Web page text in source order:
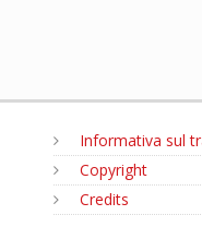
Informativa sul
Copyright
Credits